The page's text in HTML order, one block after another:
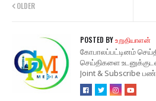
OLDER
POSTED BYஉறுதியாளன்
கோபாலப்பட்டினம் செய்தி
செய்திகளை
Joint & Subscribe